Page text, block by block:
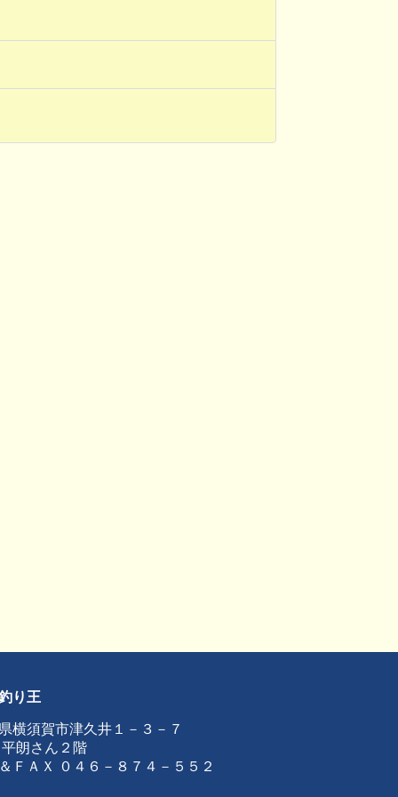
り王
横須賀市津久井１－３－７
朗さん２階
ＦＡＸ ０４６－８７４－５５２